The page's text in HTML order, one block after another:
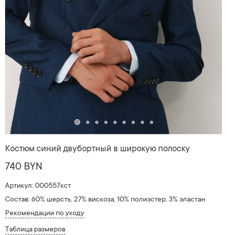
Костюм синий двубортный в широкую полоску
740 BYN
Артикул: 000557кст
Состав: 60% шерсть, 27% вискоза, 10% полиэстер, 3% эластан
Рекомендации по уходу
Таблица размеров